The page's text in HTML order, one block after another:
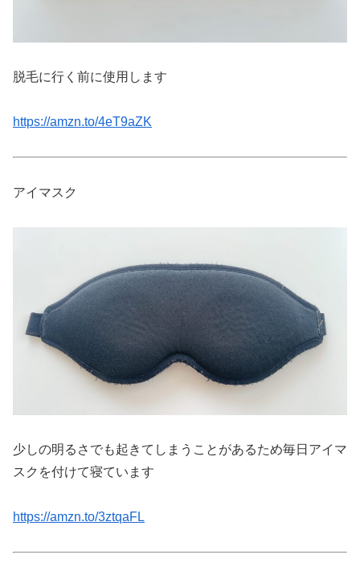
脱毛に行く前に使用します
https://amzn.to/4eT9aZK
アイマスク
少しの明るさでも起きてしまうことがあるため毎日アイマ
スクを付けて寝ています
https://amzn.to/3ztqaFL